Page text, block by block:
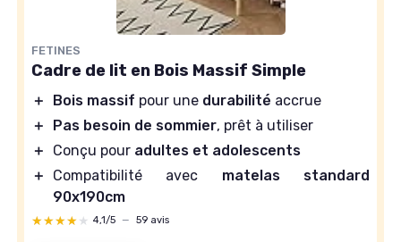
FETINES
Cadre de lit en Bois Massif Simple
＋ Bois massif pour une durabilité accrue
＋
Pas besoin de sommier, prêt à utiliser
＋
Conçu pour adultes et adolescents
＋
Compatibilité avec matelas standard
90x190cm
★★★★★
★★★★★ 4,1/5 — 59 avis